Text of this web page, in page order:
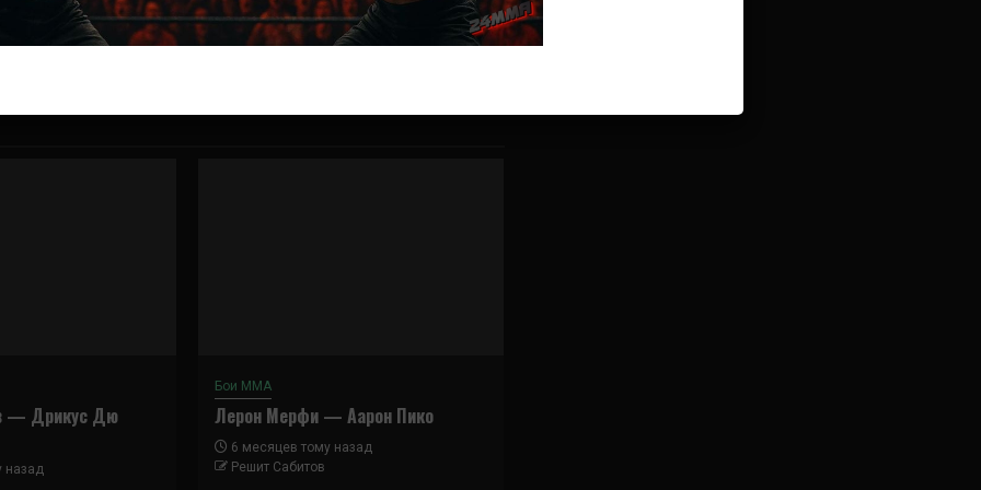
Далее
Антонио Сильва — Джастин Эйлерс
— Дрикус Дю
назад
Бои ММА
Лерон Мерфи — Аарон Пико
6 месяцев тому назад
Решит Сабитов